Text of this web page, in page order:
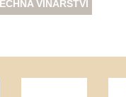
VINAŘSTVÍ